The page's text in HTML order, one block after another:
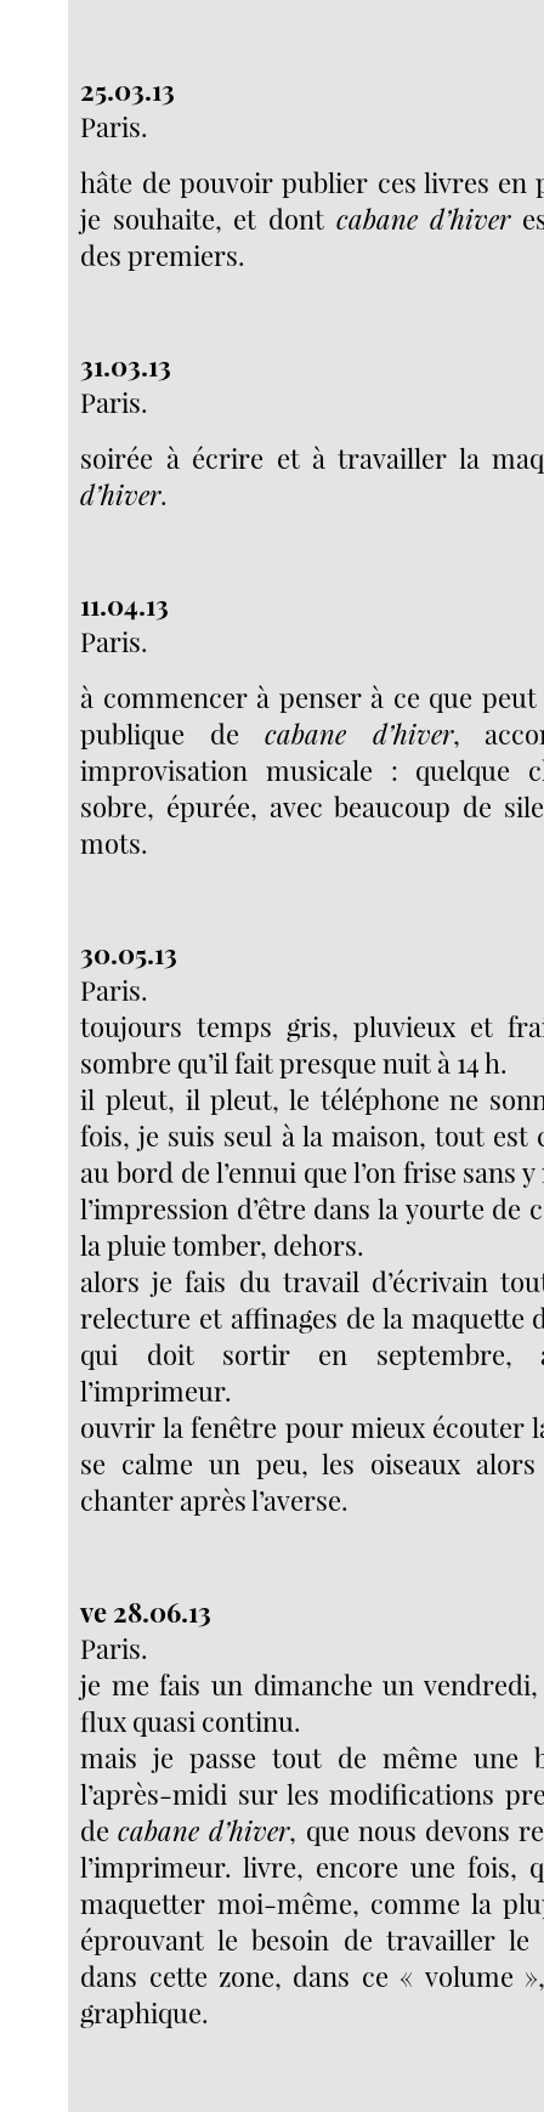
25.03.13
Paris.
hâte de pouvoir publier ces livres en
je souhaite, et dont cabane d’hiver
des premiers.
31.03.13
Paris.
soirée à écrire et à travailler la
d’hiver.
11.04.13
Paris.
à commencer à penser à ce que
publique de cabane d’hiver,
improvisation musicale : quelque
sobre, épurée, avec beaucoup de
mots.
30.05.13
Paris.
toujours temps gris, pluvieux et
sombre qu’il fait presque nuit à 14 h.
il pleut, il pleut, le téléphone ne
fois, je suis seul à la maison, tout est
au bord de l’ennui que l’on frise sans
l’impression d’être dans la yourte de
la pluie tomber, dehors.
alors je fais du travail d’écrivain
relecture et affinages de la maquette
qui doit sortir en septembre,
l’imprimeur.
ouvrir la fenêtre pour mieux écouter
se calme un peu, les oiseaux
chanter après l’averse.
ve 28.06.13
Paris.
je me fais un dimanche un vendredi,
flux quasi continu.
mais je passe tout de même une
l’après-midi sur les modifications
decabane d’hiver, que nous devons
l’imprimeur. livre, encore une fois,
maquetter moi-même, comme la
éprouvant le besoin de travailler le
dans cette zone, dans ce « volume
graphique.